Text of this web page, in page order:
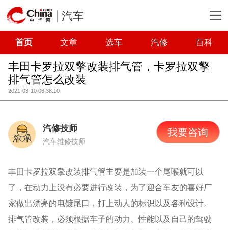
汽车
首页 文章 选车 汽修 百科
丰田卡罗拉双擎改装排气管，卡罗拉双擎
排气管怎么改装
2021-03-10 06:38:10
汽修技师
汽车维修技师
我要咨询
丰田卡罗拉双擎改装排气管主要是加装一个尾喉就可以
了，在动力上没有必要进行改装，为了迎合车友的喜好厂
家做出漂亮的电镀尾口，打上动人的标识以及各种设计。
排气管改装，必须根据车子的动力、性能以及自己的驾驶